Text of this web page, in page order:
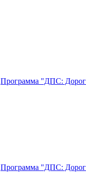
Программа "ДПС:
Программа "ДПС: